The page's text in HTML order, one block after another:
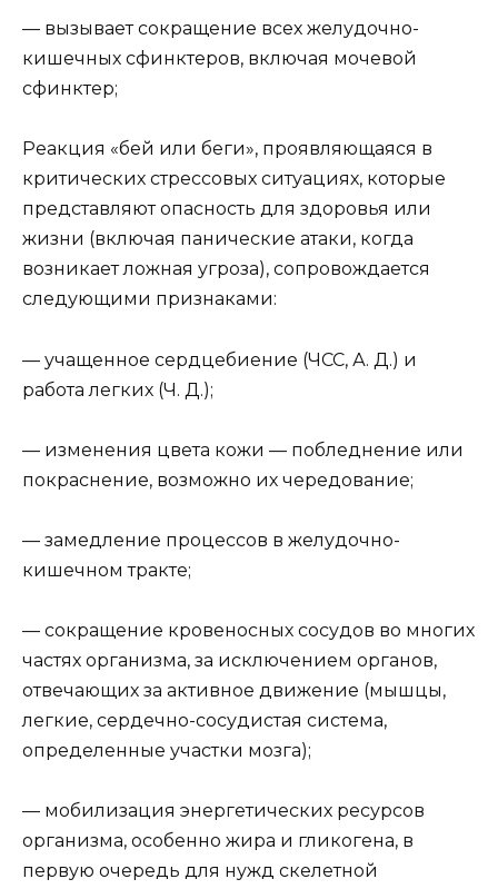
— вызывает сокращение всех желудочно-
кишечных сфинктеров, включая мочевой
сфинктер;
Реакция «бей или беги», проявляющаяся в
критических стрессовых ситуациях, которые
представляют опасность для здоровья или
жизни (включая панические атаки, когда
возникает ложная угроза), сопровождается
следующими признаками:
— учащенное сердцебиение (ЧСС, А. Д.) и
работа легких (Ч. Д.);
— изменения цвета кожи — побледнение или
покраснение, возможно их чередование;
— замедление процессов в желудочно-
кишечном тракте;
— сокращение кровеносных сосудов во многих
частях организма, за исключением органов,
отвечающих за активное движение (мышцы,
легкие, сердечно-сосудистая система,
определенные участки мозга);
— мобилизация энергетических ресурсов
организма, особенно жира и гликогена, в
первую очередь для нужд скелетной